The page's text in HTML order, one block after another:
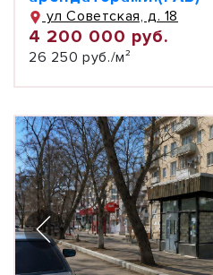
ул Советская, д. 18
4 200 000 руб.
26 250 руб./м²